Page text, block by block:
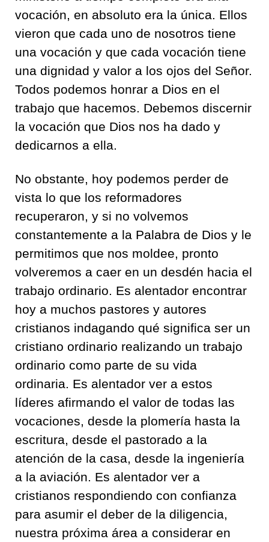
vocación, en absoluto era la única. Ellos
vieron que cada uno de nosotros tiene
una vocación y que cada vocación tiene
una dignidad y valor a los ojos del Señor.
Todos podemos honrar a Dios en el
trabajo que hacemos. Debemos discernir
la vocación que Dios nos ha dado y
dedicarnos a ella.
No obstante, hoy podemos perder de
vista lo que los reformadores
recuperaron, y si no volvemos
constantemente a la Palabra de Dios y le
permitimos que nos moldee, pronto
volveremos a caer en un desdén hacia el
trabajo ordinario. Es alentador encontrar
hoy a muchos pastores y autores
cristianos indagando qué significa ser un
cristiano ordinario realizando un trabajo
ordinario como parte de su vida
ordinaria. Es alentador ver a estos
líderes afirmando el valor de todas las
vocaciones, desde la plomería hasta la
escritura, desde el pastorado a la
atención de la casa, desde la ingeniería
a la aviación. Es alentador ver a
cristianos respondiendo con confianza
para asumir el deber de la diligencia,
nuestra próxima área a considerar en